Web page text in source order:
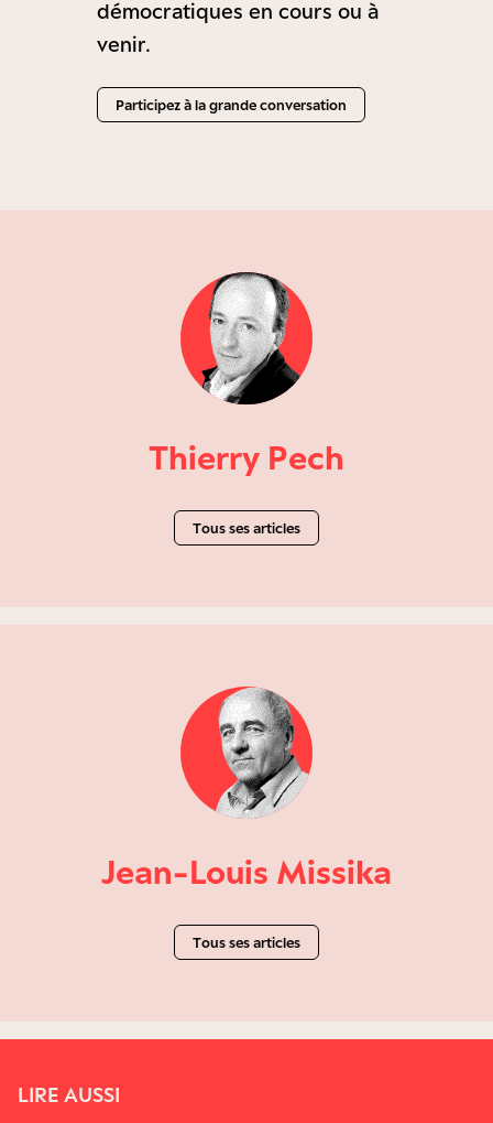
démocratiques en cours ou à
venir.
Participez à la grande conversation
Thierry Pech
Tous ses articles
Jean-Louis Missika
Tous ses articles
LIRE AUSSI